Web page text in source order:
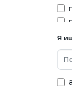
Я